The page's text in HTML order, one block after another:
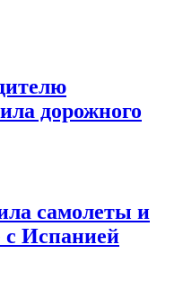
дорожного
самолеты и
с Испанией